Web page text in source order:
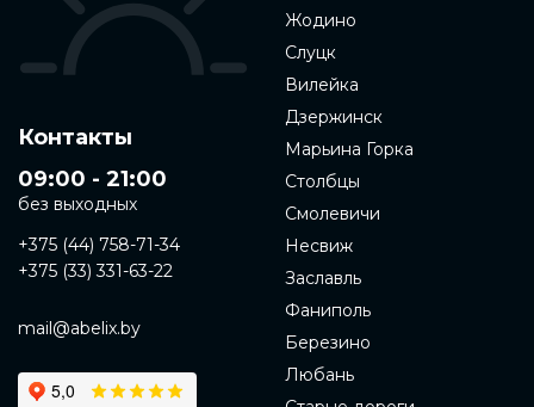
Контакты
09:00 - 21:00
без выходных
+375 (44) 758-71-34
+375 (33) 331-63-22
mail@abelix.by
Жодино
Слуцк
Вилейка
Дзержинск
Марьина Горка
Столбцы
Смолевичи
Несвиж
Заславль
Фаниполь
Березино
Любань